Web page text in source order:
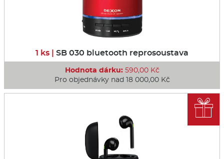
1 ks | SB 030 bluetooth reprosoustava
Hodnota dárku:590,00 Kč
Pro objednávky nad 18 000,00 Kč
